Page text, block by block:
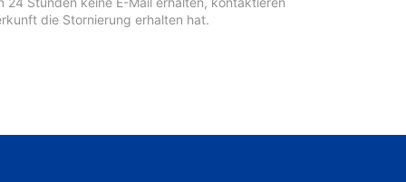
die Stornierung erhalten hat.